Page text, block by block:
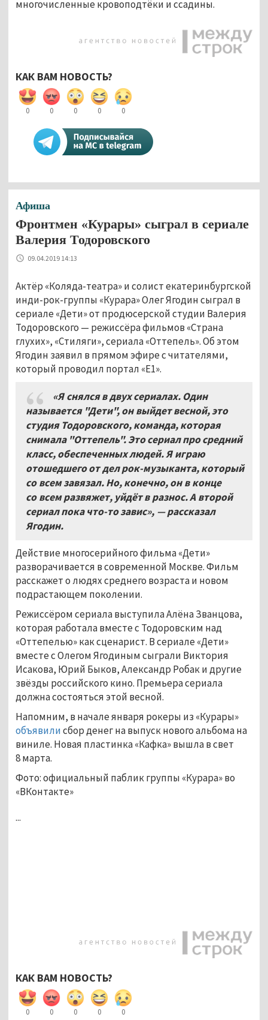
многочисленные кровоподтёки и ссадины.
КАК ВАМ НОВОСТЬ?
0 0 0 0 0
Афиша
Фронтмен «Курары» сыграл в сериале
Валерия Тодоровского
09.04.2019 14:13
Актёр «Коляда-театра» и солист екатеринбургской
инди-рок-группы «Курара» Олег Ягодин сыграл в
сериале «Дети» от продюсерской студии Валерия
Тодоровского — режиссёра фильмов «Страна
глухих», «Стиляги», сериала «Оттепель». Об этом
Ягодин заявил в прямом эфире с читателями,
который проводил портал «Е1».
«Я снялся в двух сериалах. Один
называется "Дети", он выйдет весной, это
студия Тодоровского, команда, которая
снимала "Оттепель". Это сериал про средний
класс, обеспеченных людей. Я играю
отошедшего от дел рок-музыканта, который
со всем завязал. Но, конечно, он в конце
со всем развяжет, уйдёт в разнос. А второй
сериал пока что-то завис», — рассказал
Ягодин.
Действие многосерийного фильма «Дети»
разворачивается в современной Москве. Фильм
расскажет о людях среднего возраста и новом
подрастающем поколении.
Режиссёром сериала выступила Алёна Званцова,
которая работала вместе с Тодоровским над
«Оттепелью» как сценарист. В сериале «Дети»
вместе с Олегом Ягодиным сыграли Виктория
Исакова, Юрий Быков, Александр Робак и другие
звёзды российского кино. Премьера сериала
должна состояться этой весной.
Напомним, в начале января рокеры из «Курары»
объявилисбор денег на выпуск нового альбома на
виниле. Новая пластинка «Кафка» вышла в свет
8 марта.
Фото: официальный паблик группы «Курара» во
«ВКонтакте»
...
КАК ВАМ НОВОСТЬ?
0 0 0 0 0